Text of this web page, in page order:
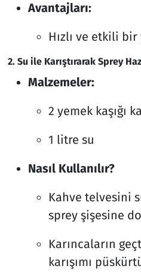
Avantajları:
Hızlı ve etkili
2. Su ile Karıştırarak Sprey
Malzemeler:
2 yemek kaşığı
1 litre su
Nasıl Kullanılır?
Kahve telvesini
sprey şişesine
Karıncaların
karışımı